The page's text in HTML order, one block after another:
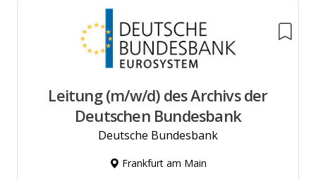
Leitung (m/w/d) des Archivs der
Deutschen Bundesbank
Deutsche Bundesbank
Frankfurt am Main